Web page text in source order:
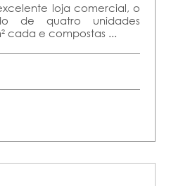
loja comercial, o
de quatro unidades
cada e compostas ...